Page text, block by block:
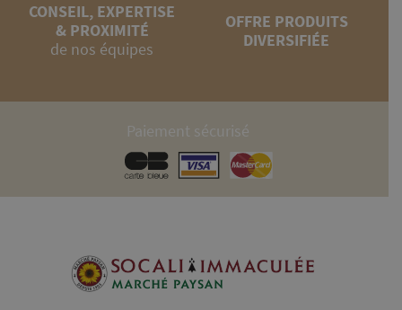
CONSEIL, EXPERTISE
& PROXIMITÉ
de nos équipes
OFFRE PRODUITS
DIVERSIFIÉE
Paiement sécurisé